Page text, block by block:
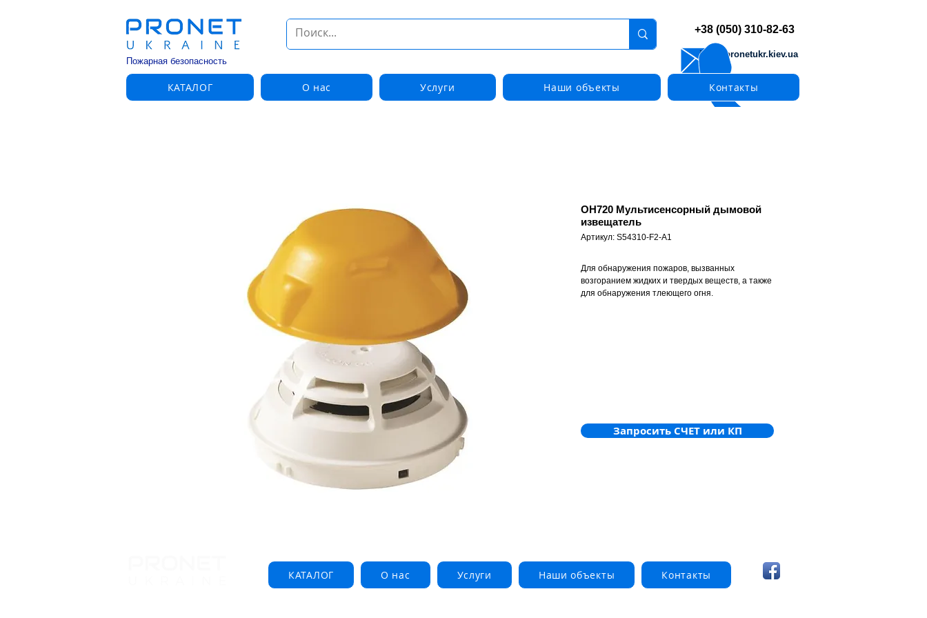
Пожарная безопасность
info@pronetukr.kiev.ua
+38 (050) 310-82-63
КАТАЛОГ О нас Услуги Наши объекты Контакты
OH720 Мультисенсорный дымовой
извещатель
Артикул: S54310-F2-A1
Для обнаружения пожаров, вызванных
возгоранием жидких и твердых веществ, а также
для обнаружения тлеющего огня.
Запросить СЧЕТ или КП
КАТАЛОГ О нас Услуги Наши объекты Контакты